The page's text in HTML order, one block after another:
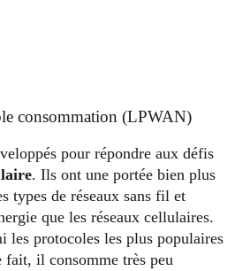
consommation (LPWAN)
pour répondre aux défis
. Ils ont une portée bien plus
types de réseaux sans fil et
que les réseaux cellulaires.
les protocoles les plus populaires
fait, il consomme très peu